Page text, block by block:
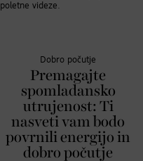
poletne videze.
Dobro počutje
Premagajte
spomladansko
utrujenost: Ti
nasveti vam bodo
povrnili energijo in
dobro počutje